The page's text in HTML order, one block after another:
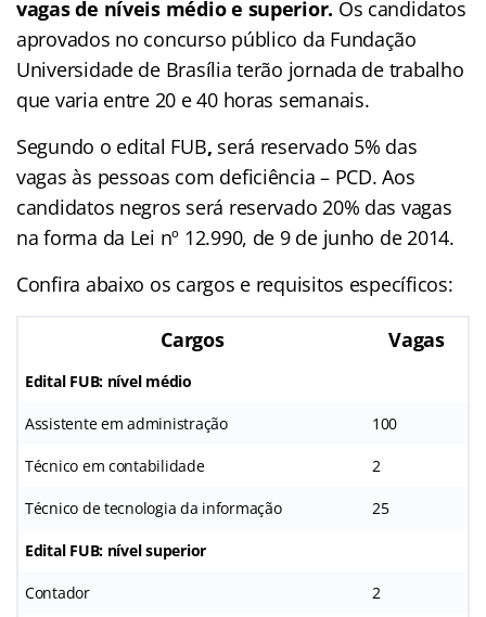
vagas de níveis médio e superior. Os candidatos
aprovados no concurso público da Fundação
Universidade de Brasília terão jornada de trabalho
que varia entre 20 e 40 horas semanais.
Segundo o edital FUB, será reservado 5% das
vagas às pessoas com deficiência – PCD. Aos
candidatos negros será reservado 20% das vagas
na forma da Lei nº 12.990, de 9 de junho de 2014.
Confira abaixo os cargos e requisitos específicos:
Cargos Vagas
Edital FUB: nível médio
Assistente em administração 100
Técnico em contabilidade 2
Técnico de tecnologia da informação 25
Edital FUB: nível superior
Contador 2